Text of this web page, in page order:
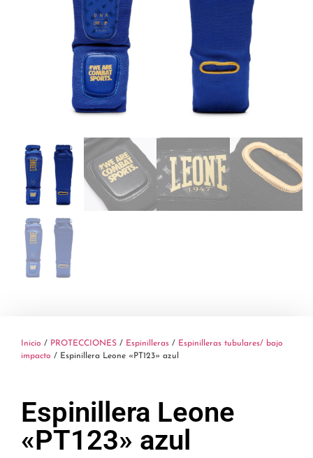
Inicio / PROTECCIONES / Espinilleras / Espinilleras tubulares/ bajo
impacto / Espinillera Leone «PT123» azul
Espinillera Leone
«PT123» azul